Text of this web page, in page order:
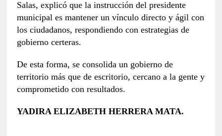
Salas, explicó que la instrucción del presidente
municipal es mantener un vínculo directo y ágil con
los ciudadanos, respondiendo con estrategias de
gobierno certeras.
De esta forma, se consolida un gobierno de
territorio más que de escritorio, cercano a la gente y
comprometido con resultados.
YADIRA ELIZABETH HERRERA MATA.